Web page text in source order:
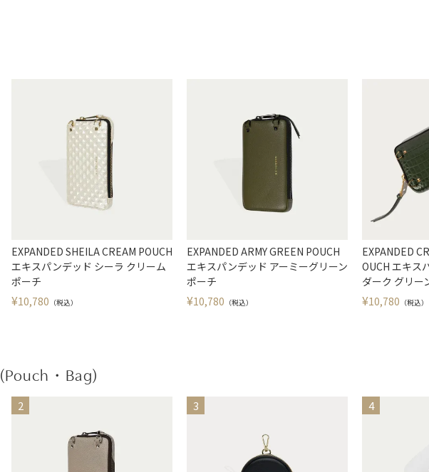
EXPANDED SHEILA CREAM POUCH
エキスパンデッド シーラ クリーム
ポーチ
¥10,780 （税込）
EXPANDED ARMY GREEN POUCH
エキスパンデッド アーミーグリーン
ポーチ
¥10,780 （税込）
EXPANDED
OUCH エキス
ダーク グリー
¥10,780 （税込）
(Pouch・Bag)